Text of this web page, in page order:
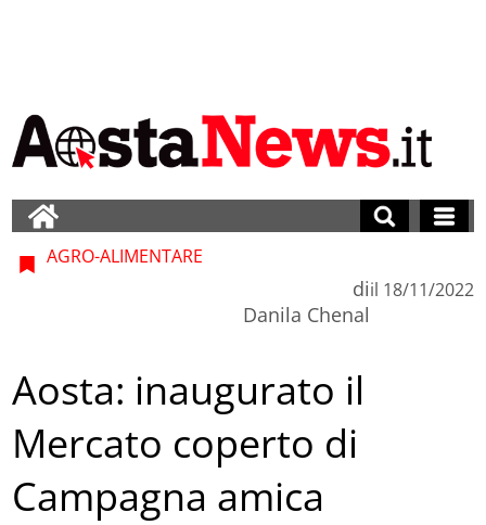
AGRO-ALIMENTARE
di
Danila Chenal
il 18/11/2022
Aosta: inaugurato il
Mercato coperto di
Campagna amica